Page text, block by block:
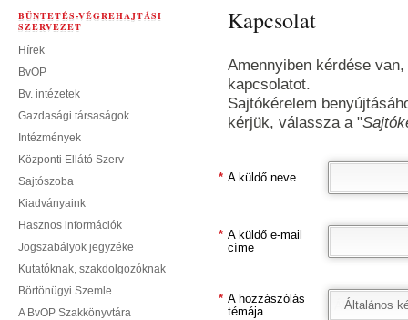
BÜNTETÉS-VÉGREHAJTÁSI
SZERVEZET
Hírek
BvOP
Bv. intézetek
Gazdasági társaságok
Intézmények
Központi Ellátó Szerv
Sajtószoba
Kiadványaink
Hasznos információk
Jogszabályok jegyzéke
Kutatóknak, szakdolgozóknak
Börtönügyi Szemle
A BvOP Szakkönyvtára
Kapcsolat
Amennyiben kérdése
kapcsolatot.
Sajtókérelem
kérjük, válassza a "
A küldő neve
*
A küldő e-mail
címe
*
A hozzászólás
témája
* Általános